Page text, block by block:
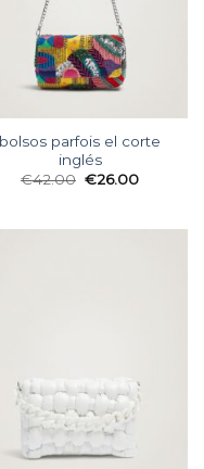
bolsos parfois el corte
inglés
€42.00 €26.00